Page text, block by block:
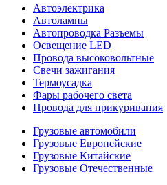
Автоэлектрика
Автолампы
Автопроводка Разъемы
Освещение LED
Провода высоковольтные
Свечи зажигания
Термоусадка
Фары рабочего света
Провода для прикуривания
Грузовые автомобили
Грузовые Европейские
Грузовые Китайские
Грузовые Отечественные